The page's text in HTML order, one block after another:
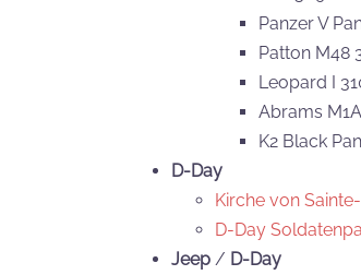
Panzer V
Patton M48
Leopard I
Abrams
K2 Black
D-Day
Kirche von
D-Day
Jeep / D-Day